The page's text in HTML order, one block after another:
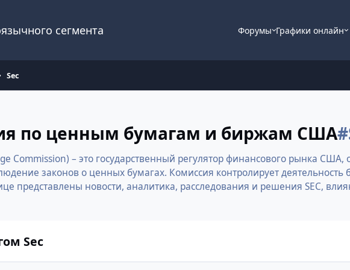
сегмента Форумы Графики онлайн
Sec
по ценным бумагам и биржам США
Commission) – это государственный регулятор финансового рынка
законов о ценных бумагах. Комиссия контролирует
представлены новости, аналитика, расследования и решения SEC,
Sec